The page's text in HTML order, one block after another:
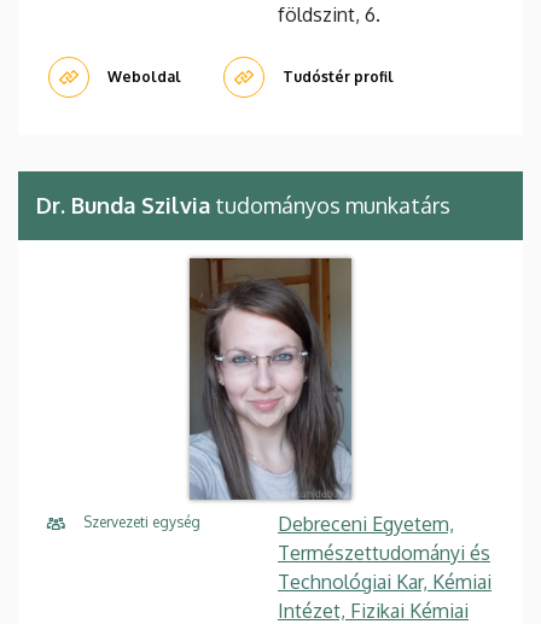
földszint, 6.
Weboldal Tudóstér profil
Dr. Bunda Szilvia tudományos munkatárs
Szervezeti egység
Debreceni Egyetem,
Természettudományi és
Technológiai Kar, Kémiai
Intézet, Fizikai Kémiai